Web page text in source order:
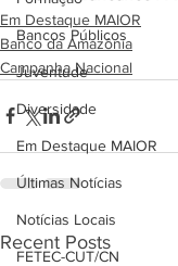
Bancos Públicos
Juventude
Diversidade
Em Destaque MAIOR
Últimas Notícias
Notícias Locais
FETEC-CUT/CN
Em Destaque MAIOR
Banco da Amazônia
Campanha Nacional
Recent Posts